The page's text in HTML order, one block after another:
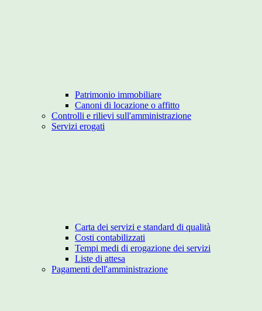
Patrimonio immobiliare
Canoni di locazione o affitto
Controlli e rilievi sull'amministrazione
Servizi erogati
Carta dei servizi e standard di qualità
Costi contabilizzati
Tempi medi di erogazione dei servizi
Liste di attesa
Pagamenti dell'amministrazione